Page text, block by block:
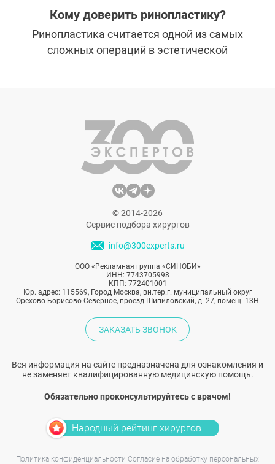
Кому доверить ринопластику?
Ринопластика считается одной из самых
сложных операций в эстетической
подразумевает не только устранение
эстетических дефектов, но и решение
функциональных проблем с дыханием.
Подобные задачи требуют от специалиста
высочайшего мастерства и блестящего
знания анатомии. Поэтому успех пластики
носа во многом зависит от выбора
доктора.
© 2014-2026
Сервис подбора хирургов
info@300experts.ru
ООО «Рекламная группа «СИНОБИ»
ИНН: 7743705998
КПП: 772401001
Юр. адрес: 115569, Город Москва, вн.тер.г. муниципальный округ
Орехово-Борисово Северное, проезд Шипиловский, д. 27, помещ. 13Н
ЗАКАЗАТЬ ЗВОНОК
Вся информация на сайте предназначена для ознакомления и
не заменяет квалифицированную медицинскую помощь.
Обязательно проконсультируйтесь с врачом!
Народный рейтинг хирургов
Политика конфиденциальности Согласие на обработку персональных